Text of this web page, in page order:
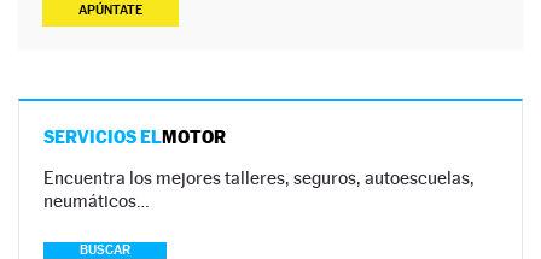
APÚNTATE
SERVICIOS ELMOTOR
Encuentra los mejores talleres, seguros, autoescuelas,
neumáticos…
BUSCAR